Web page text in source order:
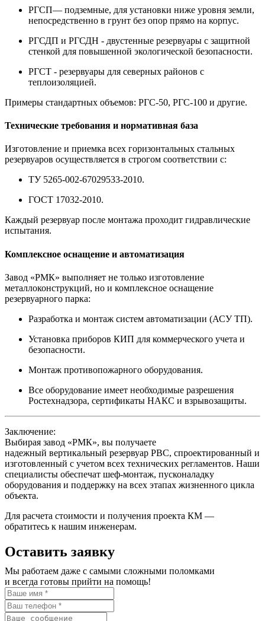
РГСП— подземные, для установки ниже уровня земли,
непосредственно в грунт без опор прямо на корпус.
РГСДП и РГСДН - двустенные резервуары с защитной
стенкой для повышенной экологической безопасности.
РГСТ - резервуары для северных районов с
теплоизоляцией.
Примеры стандартных объемов: РГС-50, РГС-100 и другие.
Технические требования и нормативная база
Изготовление и приемка всех горизонтальных стальных
резервуаров осуществляется в строгом соответствии с:
ТУ 5265-002-67029533-2010.
ГОСТ 17032-2010.
Каждый резервуар после монтажа проходит гидравлические
испытания.
Комплексное оснащение и автоматизация
Завод «РМК» выполняет не только изготовление
металлоконструкций, но и комплексное оснащение
резервуарного парка:
Разработка и монтаж систем автоматизации (АСУ ТП).
Установка приборов КИП для коммерческого учета и
безопасности.
Монтаж противопожарного оборудования.
Все оборудование имеет необходимые разрешения
Ростехнадзора, сертификаты НАКС и взрывозащиты.
Заключение:
Выбирая завод «РМК», вы получаете
надежный вертикальный резервуар РВС, спроектированный и
изготовленный с учетом всех технических регламентов. Наши
специалисты обеспечат шеф-монтаж, пусконаладку
оборудования и поддержку на всех этапах жизненного цикла
объекта.
Для расчета стоимости и получения проекта КМ —
обратитесь к нашим инженерам.
Оставить заявку
Мы работаем даже с самыми сложными поломками
и всегда готовы прийти на помощь!